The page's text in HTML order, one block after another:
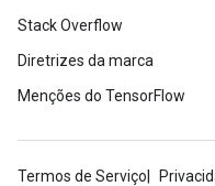
Stack Overflow
Diretrizes da marca
Menções do TensorFlow
Termos de Serviço